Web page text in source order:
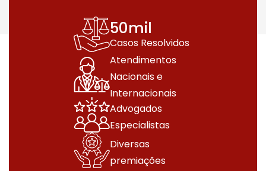
50mil
Casos Resolvidos
Atendimentos
Nacionais e
Internacionais
Advogados
Especialistas
Diversas
premiações